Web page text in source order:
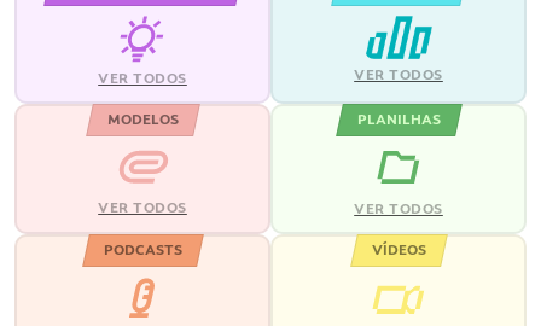
VER TODOS VER TODOS
MODELOS
VER TODOS
PLANILHAS
VER TODOS
PODCASTS VÍDEOS